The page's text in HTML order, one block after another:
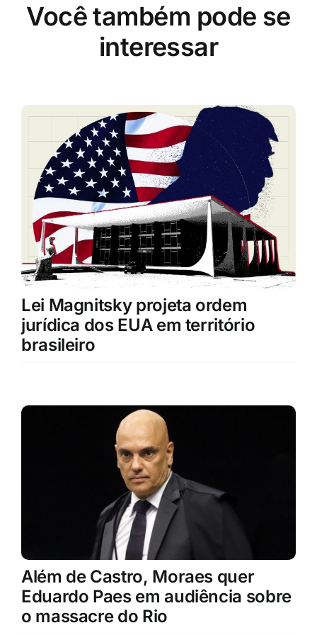
Você também pode se
interessar
Lei Magnitsky projeta ordem
jurídica dos EUA em território
brasileiro
Além de Castro, Moraes quer
Eduardo Paes em audiência sobre
o massacre do Rio